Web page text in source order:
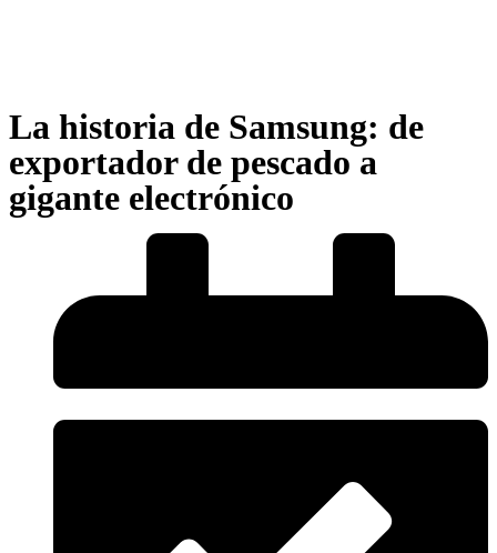
La historia de Samsung: de
exportador de pescado a
gigante electrónico